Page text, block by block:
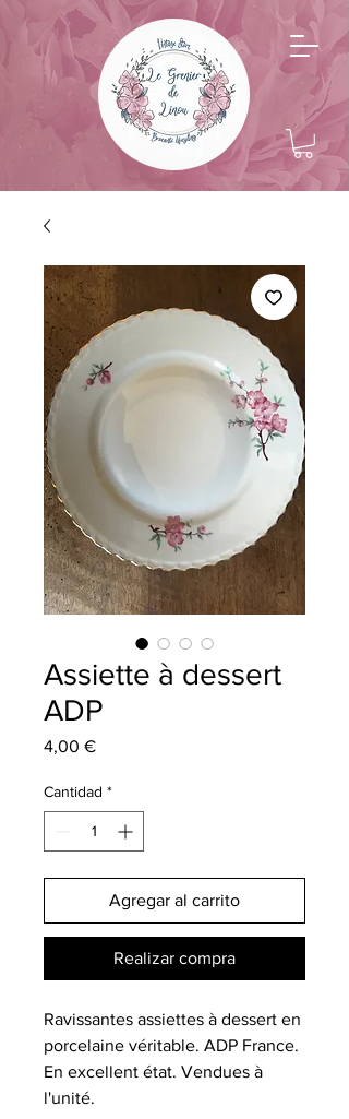
Assiette à dessert
ADP
4,00 €Precio
Cantidad *
Agregar al carrito
Realizar compra
Ravissantes assiettes à dessert en
porcelaine véritable. ADP France.
En excellent état. Vendues à
l'unité.